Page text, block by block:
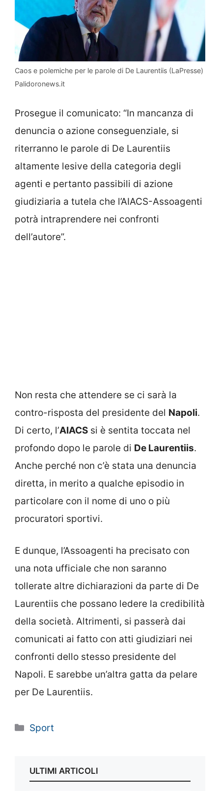
Caos e polemiche per le parole di De Laurentiis (LaPresse)
Palidoronews.it
Prosegue il comunicato: “In mancanza di
denuncia o azione conseguenziale, si
riterranno le parole di De Laurentiis
altamente lesive della categoria degli
agenti e pertanto passibili di azione
giudiziaria a tutela che l’AIACS-Assoagenti
potrà intraprendere nei confronti
dell’autore”.
Non resta che attendere se ci sarà la
contro-risposta del presidente del Napoli.
Di certo, l’AIACS si è sentita toccata nel
profondo dopo le parole di De Laurentiis.
Anche perché non c’è stata una denuncia
diretta, in merito a qualche episodio in
particolare con il nome di uno o più
procuratori sportivi.
E dunque, l’Assoagenti ha precisato con
una nota ufficiale che non saranno
tollerate altre dichiarazioni da parte di De
Laurentiis che possano ledere la credibilità
della società. Altrimenti, si passerà dai
comunicati ai fatto con atti giudiziari nei
confronti dello stesso presidente del
Napoli. E sarebbe un’altra gatta da pelare
per De Laurentiis.
Categorie
Sport
ULTIMI ARTICOLI